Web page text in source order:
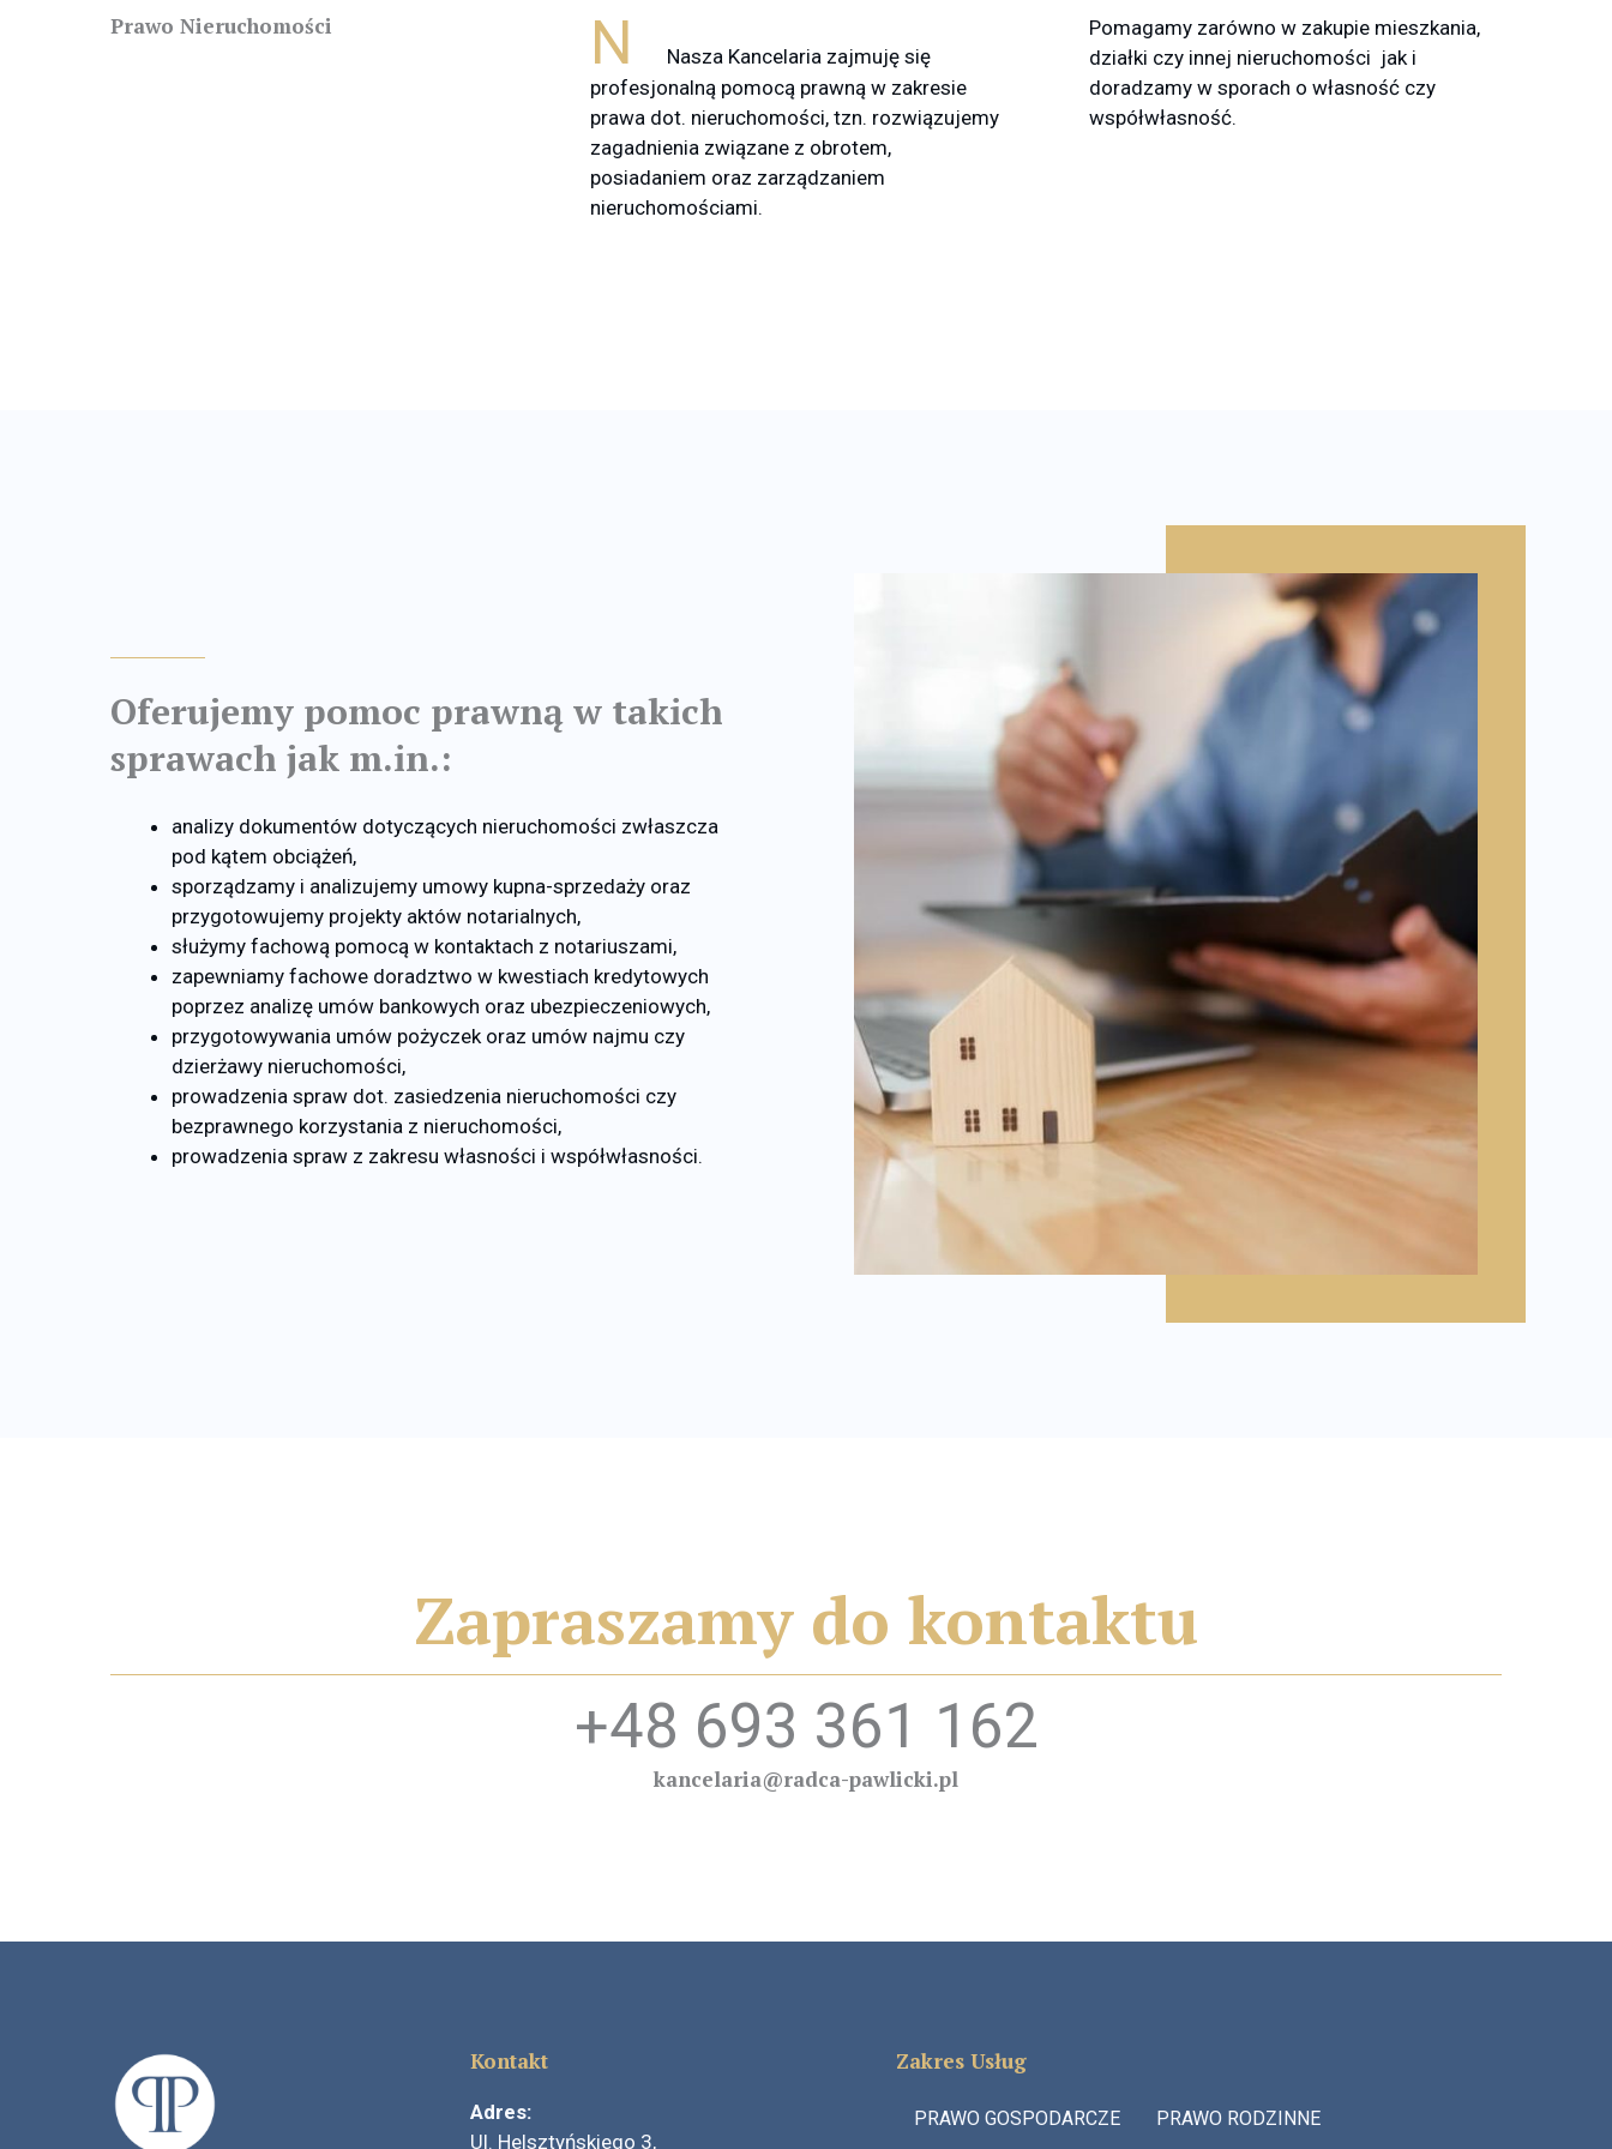
Prawo Nieruchomości N
Nasza Kancelaria zajmuję się
profesjonalną pomocą prawną w zakresie
prawa dot. nieruchomości, tzn. rozwiązujemy
zagadnienia związane z obrotem,
posiadaniem oraz zarządzaniem
nieruchomościami.
Pomagamy zarówno w zakupie mieszkania,
działki czy innej nieruchomości jak i
doradzamy w sporach o własność czy
współwłasność.
Oferujemy pomoc prawną w takich
sprawach jak m.in.:
analizy dokumentów dotyczących nieruchomości zwłaszcza
pod kątem obciążeń,
sporządzamy i analizujemy umowy kupna-sprzedaży oraz
przygotowujemy projekty aktów notarialnych,
służymy fachową pomocą w kontaktach z notariuszami,
zapewniamy fachowe doradztwo w kwestiach kredytowych
poprzez analizę umów bankowych oraz ubezpieczeniowych,
przygotowywania umów pożyczek oraz umów najmu czy
dzierżawy nieruchomości,
prowadzenia spraw dot. zasiedzenia nieruchomości czy
bezprawnego korzystania z nieruchomości,
prowadzenia spraw z zakresu własności i współwłasności.
Zapraszamy do kontaktu
+48 693 361 162
kancelaria@radca-pawlicki.pl
Kontakt
Adres:
Ul. Helsztyńskiego 3,
Zakres Usług
PRAWO GOSPODARCZE PRAWO RODZINNE